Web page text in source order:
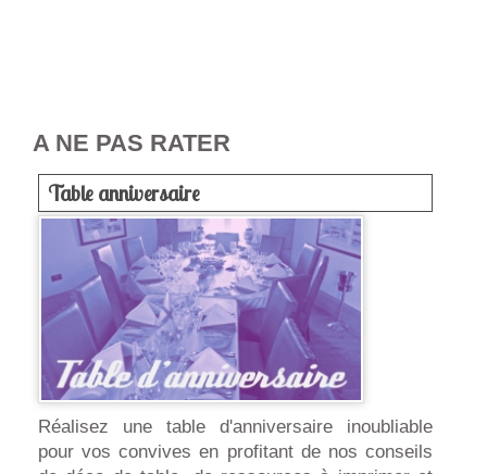
A NE PAS RATER
Table anniversaire
Réalisez une table d'anniversaire inoubliable
pour vos convives en profitant de nos conseils